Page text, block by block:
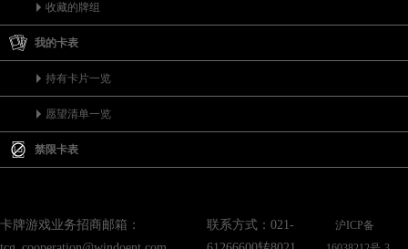
收藏的牌组
我的卡表
持有卡片一览
愿望清单一览
禁限卡表
卡牌游戏业务招商邮箱：
联系方式：021-
沪ICP备